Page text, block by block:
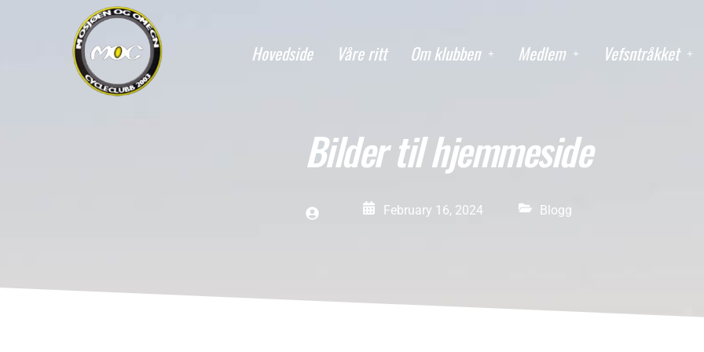
Hovedside Våre ritt Om klubben Medlem Vefsntråkket
Bilder til hjemmeside
February 16, 2024 Blogg